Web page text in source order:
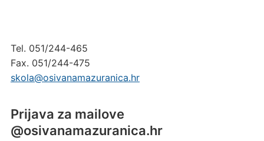
Tel. 051/244-465
Fax. 051/244-475
skola@osivanamazuranica.hr
Prijava za mailove
@osivanamazuranica.hr